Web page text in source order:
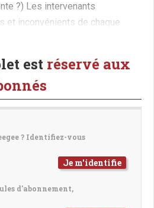
?) Les intervenants
et inconvénients de chaque
est réservé aux
? Identifiez-vous
Je m'identifie
d'abonnement,